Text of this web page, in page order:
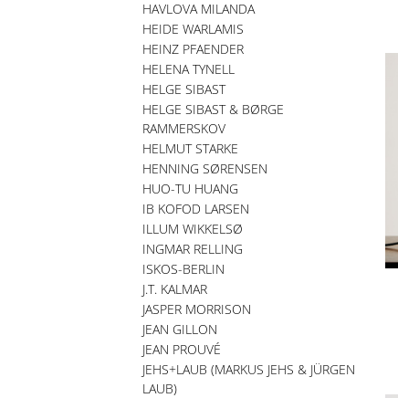
HAVLOVA MILANDA
HEIDE WARLAMIS
HEINZ PFAENDER
HELENA TYNELL
HELGE SIBAST
HELGE SIBAST & BØRGE
RAMMERSKOV
HELMUT STARKE
HENNING SØRENSEN
HUO-TU HUANG
IB KOFOD LARSEN
ILLUM WIKKELSØ
INGMAR RELLING
ISKOS-BERLIN
J.T. KALMAR
JASPER MORRISON
JEAN GILLON
JEAN PROUVÉ
JEHS+LAUB (MARKUS JEHS & JÜRGEN
LAUB)